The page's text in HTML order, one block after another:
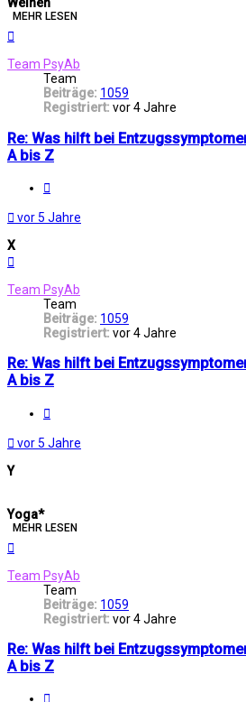
MEHR LESEN
Team PsyAb
Team
Beiträge: 1059
Registriert: vor 4 Jahre
Re: Was hilft bei
A bis Z
vor 5 Jahre
X
Team PsyAb
Team
Beiträge: 1059
Registriert: vor 4 Jahre
Re: Was hilft bei
A bis Z
vor 5 Jahre
Y
Yoga*
MEHR LESEN
Team PsyAb
Team
Beiträge: 1059
Registriert: vor 4 Jahre
Re: Was hilft bei
A bis Z